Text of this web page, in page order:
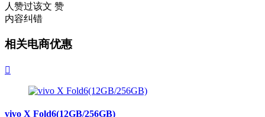
人赞过该文 赞
内容纠错
相关电商优惠

vivo X Fold6(12GB/256GB)